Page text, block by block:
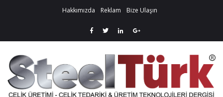
Hakkımızda Reklam Bize Ulaşın